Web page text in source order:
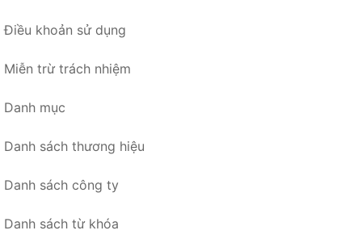
Điều khoản sử dụng
Miễn trừ trách nhiệm
Danh mục
Danh sách thương hiệu
Danh sách công ty
Danh sách từ khóa